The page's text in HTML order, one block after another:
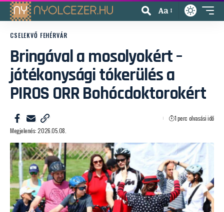
Aa
CSELEKVŐ FEHÉRVÁR
Bringával a mosolyokért –
jótékonysági tókerülés a
PIROS ORR Bohócdoktorokért
Megjelenés: 2026.05.08.
1 perc olvasási idő